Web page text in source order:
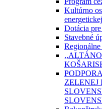
Kultúrno
Dotácia
Stavebné
ZELENEJ